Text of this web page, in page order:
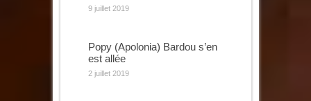
9 juillet 2019
Popy (Apolonia) Bardou s’en
est allée
2 juillet 2019